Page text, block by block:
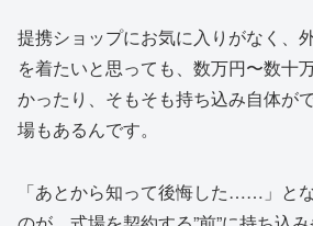
提携ショップにお気に入りがなく、
を着たいと思っても、数万円〜数十
かったり、そもそも持ち込み自体が
場もあるんです。
「あとから知って後悔した……」と